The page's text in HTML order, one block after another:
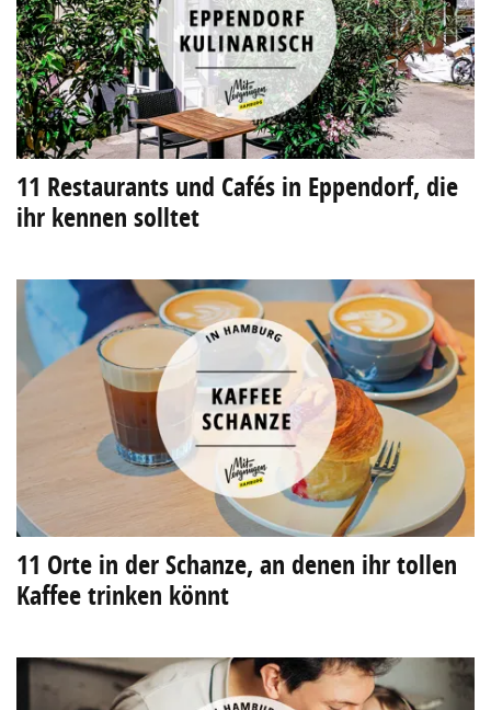
11 Restaurants und Cafés in Eppendorf, die
ihr kennen solltet
11 Orte in der Schanze, an denen ihr tollen
Kaffee trinken könnt